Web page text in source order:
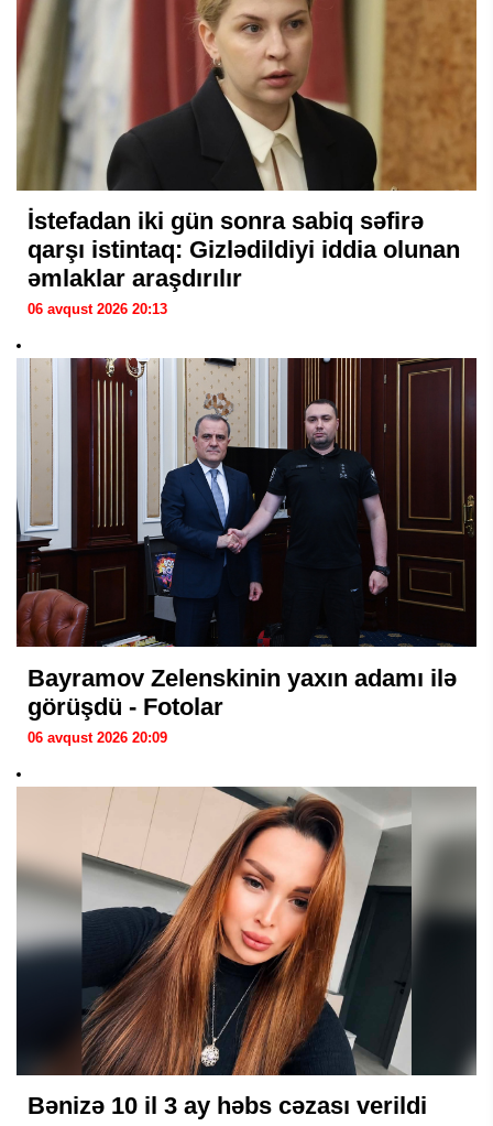
İstefadan iki gün sonra sabiq səfirə
qarşı istintaq: Gizlədildiyi iddia olunan
əmlaklar araşdırılır
06 avqust 2026 20:13
Bayramov Zelenskinin yaxın adamı ilə
görüşdü - Fotolar
06 avqust 2026 20:09
Bənizə 10 il 3 ay həbs cəzası verildi